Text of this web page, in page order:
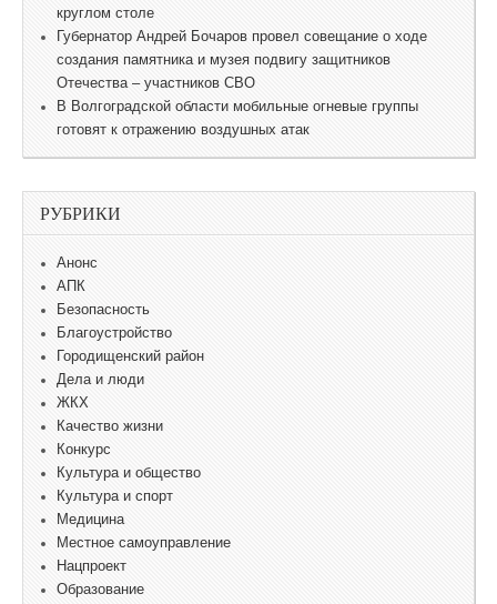
круглом столе
Губернатор Андрей Бочаров провел совещание о ходе
создания памятника и музея подвигу защитников
Отечества – участников СВО
В Волгоградской области мобильные огневые группы
готовят к отражению воздушных атак
РУБРИКИ
Анонс
АПК
Безопасность
Благоустройство
Городищенский район
Дела и люди
ЖКХ
Качество жизни
Конкурс
Культура и общество
Культура и спорт
Медицина
Местное самоуправление
Нацпроект
Образование